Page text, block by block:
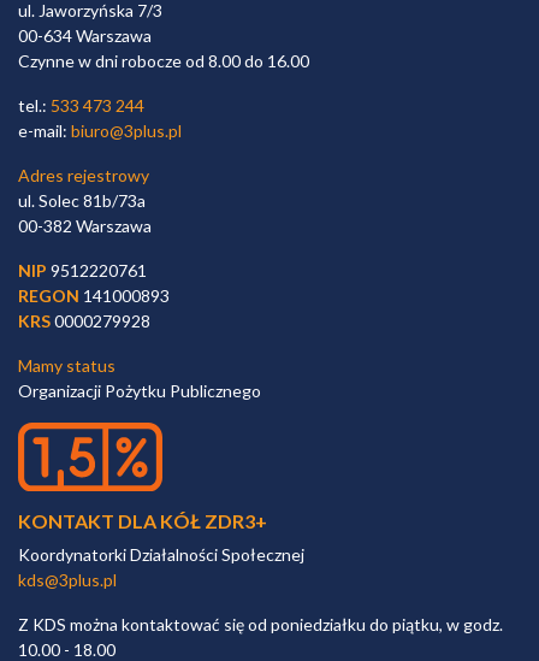
ul. Jaworzyńska 7/3
00-634 Warszawa
Czynne w dni robocze od 8.00 do 16.00
tel.: 533 473 244
e-mail: biuro@3plus.pl
Adres rejestrowy
ul. Solec 81b/73a
00-382 Warszawa
NIP 9512220761
REGON 141000893
KRS0000279928
Mamy status
Organizacji Pożytku Publicznego
KONTAKT DLA KÓŁ ZDR3+
Koordynatorki Działalności Społecznej
kds@3plus.pl
Z KDS można kontaktować się od poniedziałku do piątku, w godz.
10.00 - 18.00